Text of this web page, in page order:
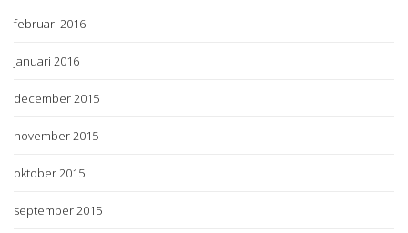
februari 2016
januari 2016
december 2015
november 2015
oktober 2015
september 2015